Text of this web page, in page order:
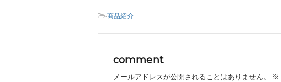
-商品紹介
comment
メールアドレスが公開されることはありません。 ※